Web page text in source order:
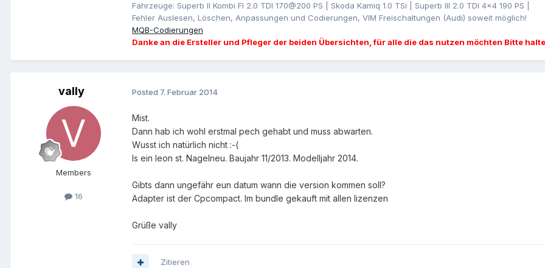
Fahrzeuge: Superb II Kombi Fl 2.0 TDI 170@200 PS | Skoda Kamiq 1.0 TSi | Superb III 2.0 TDI 4x4 190 PS |
Fehler Auslesen, Löschen, Anpassungen und Codierungen, VIM Freischaltungen (Audi) soweit möglich!
MQB-Codierungen
Danke an die Ersteller und Pfleger der beiden Übersichten, für alle die das nutzen möchten Bitte
vally
Members
16
Posted 7. Februar 2014
Mist.
Dann hab ich wohl erstmal pech gehabt und muss abwarten.
Wusst ich natürlich nicht :-(
Is ein leon st. Nagelneu. Baujahr 11/2013. Modelljahr 2014.
Gibts dann ungefähr eun datum wann die version kommen soll?
Adapter ist der Cpcompact. Im bundle gekauft mit allen lizenzen
Grüße vally
Zitieren